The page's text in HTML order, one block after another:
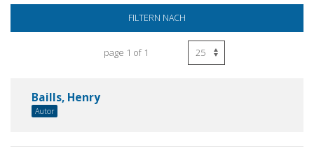
FILTERN NACH
page 1 of 1
Baills, Henry
Autor